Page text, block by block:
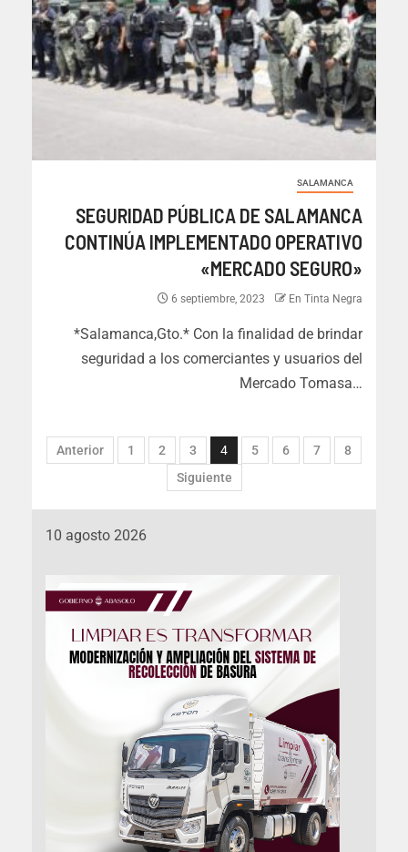
SALAMANCA
SEGURIDAD PÚBLICA DE SALAMANCA
CONTINÚA IMPLEMENTADO OPERATIVO
«MERCADO SEGURO»
6 septiembre, 2023 En Tinta Negra
*Salamanca,Gto.* Con la finalidad de brindar
seguridad a los comerciantes y usuarios del
Mercado Tomasa…
Anterior 1 2 3 4 5 6 7
8
Siguiente
10 agosto 2026